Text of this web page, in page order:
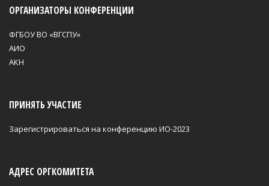
ОРГАНИЗАТОРЫ КОНФЕРЕНЦИИ
ФГБОУ ВО «ВГСПУ»
АИО
АКН
ПРИНЯТЬ УЧАСТИЕ
Зарегистрироваться на конференцию ИО-2023
АДРЕС ОРГКОМИТЕТА